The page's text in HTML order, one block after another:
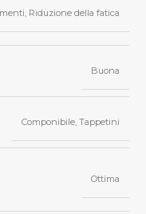
, Riduzione della fatica
Buona
Componibile Tappetini
Ottima